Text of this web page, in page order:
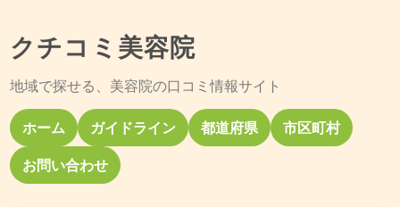
クチコミ美容院
地域で探せる、美容院の口コミ情報サイト
ホーム ガイドライン 都道府県 市区町村
お問い合わせ